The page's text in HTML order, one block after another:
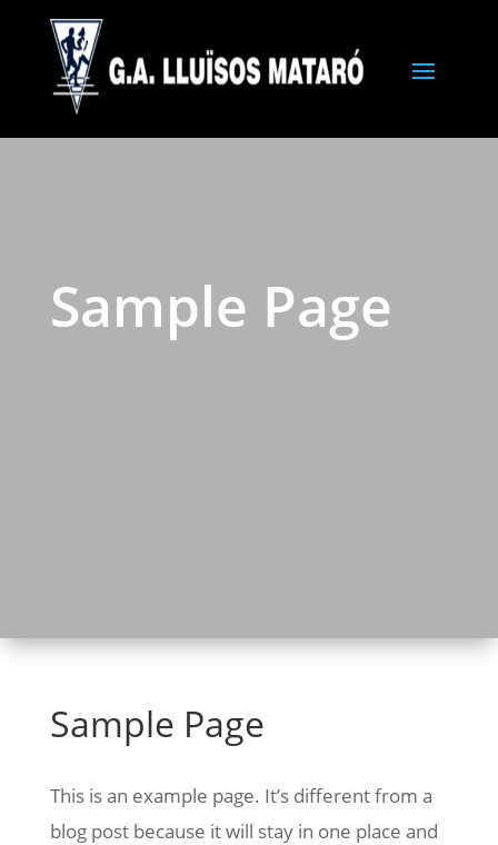
Sample Page
Sample Page
This is an example page. It’s different from a
blog post because it will stay in one place and